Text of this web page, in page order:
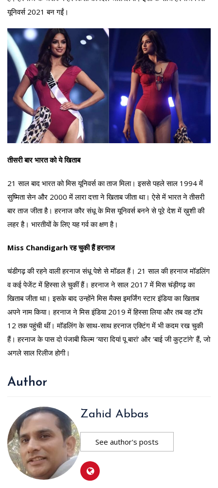
यूनिवर्स 2021 बन गईं।
तीसरी बार भारत को ये खिताब
21 साल बाद भारत को मिस यूनिवर्स का ताज मिला। इससे पहले साल 1994 में
सुष्मिता सेन और 2000 में लारा दत्ता ने खिताब जीता था। ऐसे में भारत ने तीसरी
बार ताज जीता है। हरनाज कौर संधू के मिस यूनिवर्स बनने से पूरे देश में ख़ुशी की
लहर है। भारतीयों के लिए यह गर्व का क्षण है।
Miss Chandigarh रह चुकी हैं हरनाज
चंडीगढ़ की रहने वाली हरनाज संधू पेशे से मॉडल हैं। 21 साल की हरनाज मॉडलिंग
व कई पेजेंट में हिस्सा ले चुकीं हैं। हरनाज ने साल 2017 में मिस चंड़ीगढ़ का
खिताब जीता था। इसके बाद उन्होंने मिस मैक्स इमर्जिंग स्टार इंडिया का खिताब
अपने नाम किया। हरनाज ने मिस इंडिया 2019 में हिस्सा लिया और तब वह टॉप
12 तक पहुंची थीं। मॉडलिंग के साथ-साथ हरनाज एक्टिंग में भी कदम रख चुकी
हैं। हरनाज के पास दो पंजाबी फिल्म ‘यारा दियां पू बारां’ और ‘बाई जी कुट्टांगे’ हैं, जो
अगले साल रिलीज होगी।
Author
Zahid Abbas
See author's posts